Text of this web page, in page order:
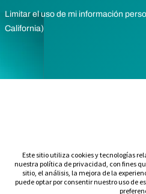
Este sitio utiliza cookies y tecnologías
nuestra política de privacidad, con fines
sitio, el análisis, la mejora de la
puede optar por consentir nuestro uso de
Limitar el uso de mi información
California)